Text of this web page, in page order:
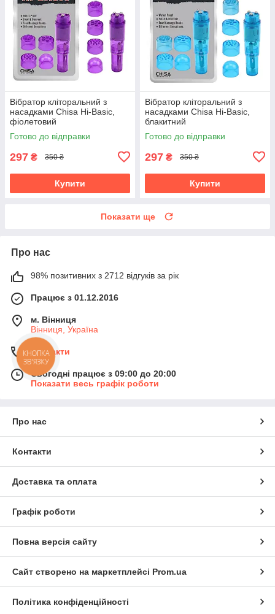
Вібратор кліторальний з
насадками Chisa Hi-Basic,
фіолетовий
Готово до відправки
297 ₴ 350 ₴
Купити
Вібратор кліторальний з
насадками Chisa Hi-Basic,
блакитний
Готово до відправки
297 ₴ 350 ₴
Купити
Показати ще
Про нас
98% позитивних з 2712 відгуків за рік
Працює з 01.12.2016
м. Вінниця
Вінниця, Україна
Контакти
Сьогодні працює з 09:00 до 20:00
Показати весь графік роботи
Про нас
Контакти
Доставка та оплата
Графік роботи
Повна версія сайту
Сайт створено на маркетплейсі Prom.ua
Політика конфіденційності
КНОПКА
ЗВ'ЯЗКУ